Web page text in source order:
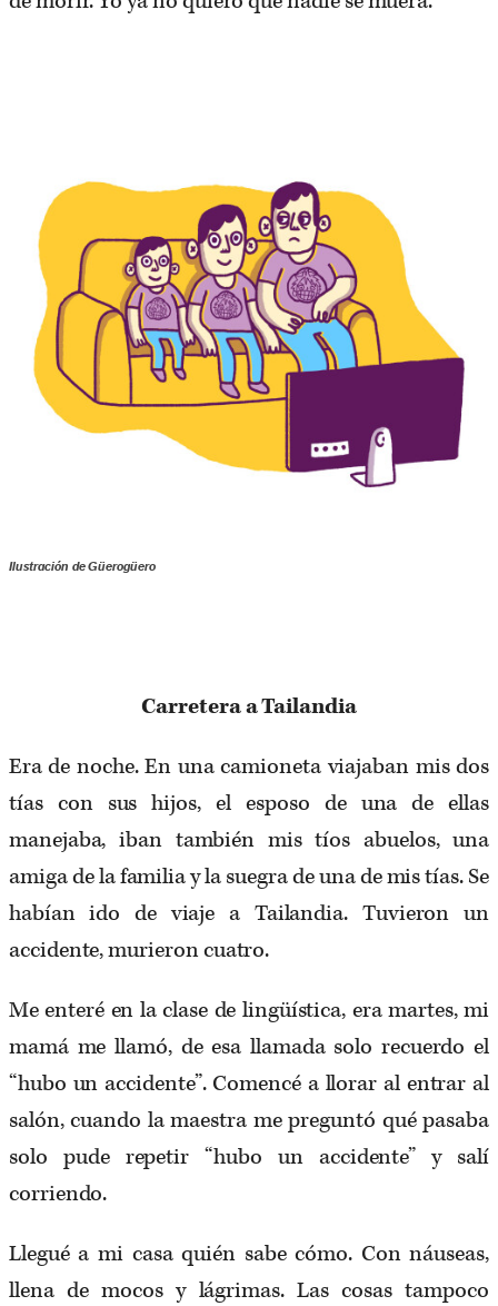
Ilustración de Güerogüero
Carretera a Tailandia
Era de noche. En una camioneta viajaban mis dos
tías con sus hijos, el esposo de una de ellas
manejaba, iban también mis tíos abuelos, una
amiga de la familia y la suegra de una de mis tías. Se
habían ido de viaje a Tailandia. Tuvieron un
accidente, murieron cuatro.
Me enteré en la clase de lingüística, era martes, mi
mamá me llamó, de esa llamada solo recuerdo el
“hubo un accidente”. Comencé a llorar al entrar al
salón, cuando la maestra me preguntó qué pasaba
solo pude repetir “hubo un accidente” y salí
corriendo.
Llegué a mi casa quién sabe cómo. Con náuseas,
llena de mocos y lágrimas. Las cosas tampoco